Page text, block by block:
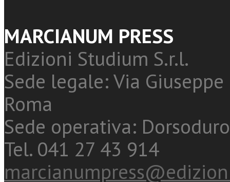
MARCIANUM PRESS
Edizioni Studium S.r.l.
Sede legale: Via
Roma
Sede operativa:
Tel. 041 27 43 914